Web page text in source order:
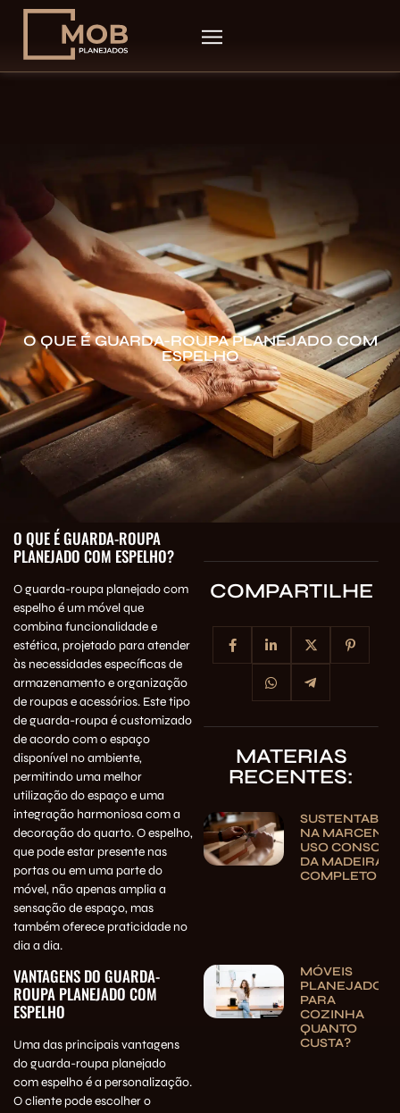
O QUE É GUARDA-ROUPA PLANEJADO COM
ESPELHO
O QUE É GUARDA-ROUPA
PLANEJADO COM ESPELHO?
O guarda-roupa planejado com
espelho é um móvel que
combina funcionalidade e
estética, projetado para atender
às necessidades específicas de
armazenamento e organização
de roupas e acessórios. Este tipo
de guarda-roupa é customizado
de acordo com o espaço
disponível no ambiente,
permitindo uma melhor
utilização do espaço e uma
integração harmoniosa com a
decoração do quarto. O espelho,
que pode estar presente nas
portas ou em uma parte do
móvel, não apenas amplia a
sensação de espaço, mas
também oferece praticidade no
dia a dia.
VANTAGENS DO GUARDA-
ROUPA PLANEJADO COM
ESPELHO
Uma das principais vantagens
do guarda-roupa planejado
com espelho é a personalização.
O cliente pode escolher o
COMPARTILHE
MATERIAS
RECENTES:
NA
USO
DA MADEIRA |
COMPLETO
MÓVEIS
PLANEJADOS
PARA
COZINHA
QUANTO
CUSTA?